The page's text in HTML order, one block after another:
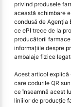
privind produsele
această schimbare
condusă de Agenția
ce ePI trece de la
producătorii
informațiile despre
ambalaje fizice
Acest articol explică
care codurile QR
ce înseamnă acest
liniilor de producție